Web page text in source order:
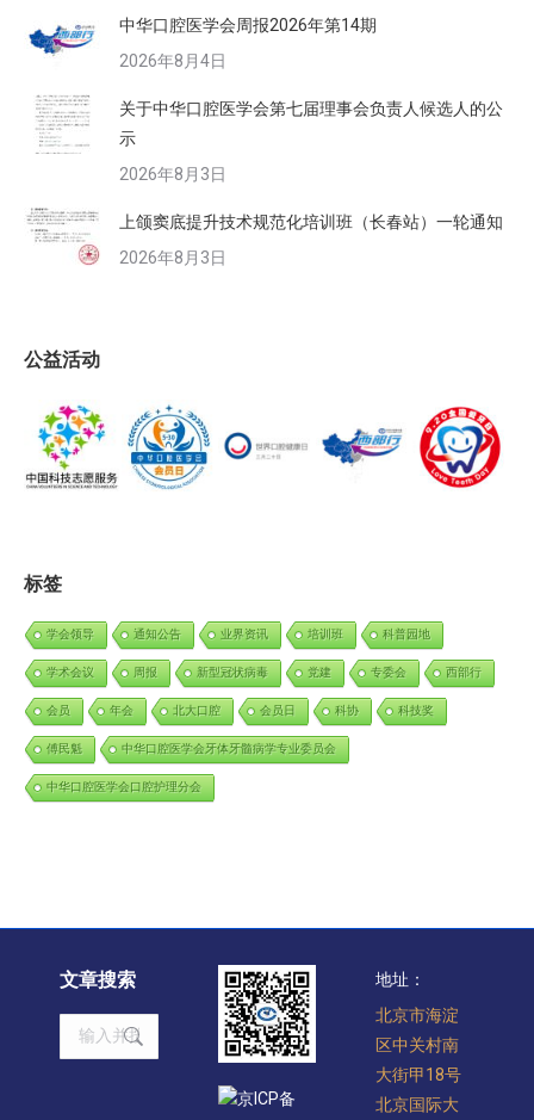
中华口腔医学会周报2026年第14期
2026年8月4日
关于中华口腔医学会第七届理事会负责人候选人的公
示
2026年8月3日
上颌窦底提升技术规范化培训班（长春站）一轮通知
2026年8月3日
公益活动
标签
学会领导 通知公告 业界资讯 培训班 科普园地
学术会议 周报 新型冠状病毒 党建 专委会 西部行
会员 年会 北大口腔 会员日 科协 科技奖
傅民魁 中华口腔医学会牙体牙髓病学专业委员会
中华口腔医学会口腔护理分会
文章搜索
Search:
京ICP备
地址：
北京市海淀
区中关村南
大街甲18号
北京国际大